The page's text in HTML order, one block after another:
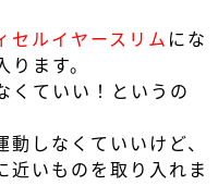
セルイヤースリム にな
ます。
くていい！というの
動しなくていいけど、
近いものを取り入れま